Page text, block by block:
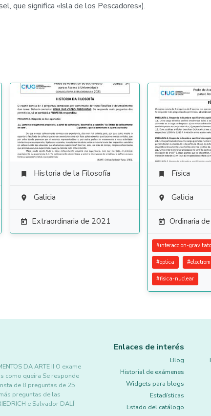
que significa «Isla de los Pescadores»).
 Historia de la Filosofía
 Galicia
 Extraordinaria de 2021
 Física
 Galicia
 Ordinaria
#interaccion-
#optica #
#fisica-nuclear
DA ARTE II O exame
como queira Se responde
de 8 preguntas de 25
preguntas de las
e Salvador DALÍ
Enlaces de interés
Blog
Historial de exámenes
Widgets para blogs
Estadísticas
Estado del catálogo